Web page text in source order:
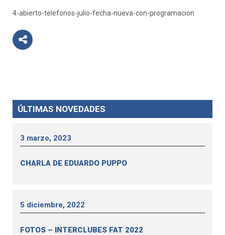
4-abierto-telefonos-julio-fecha-nueva-con-programacion
ÚLTIMAS NOVEDADES
3 marzo, 2023
CHARLA DE EDUARDO PUPPO
5 diciembre, 2022
FOTOS – INTERCLUBES FAT 2022